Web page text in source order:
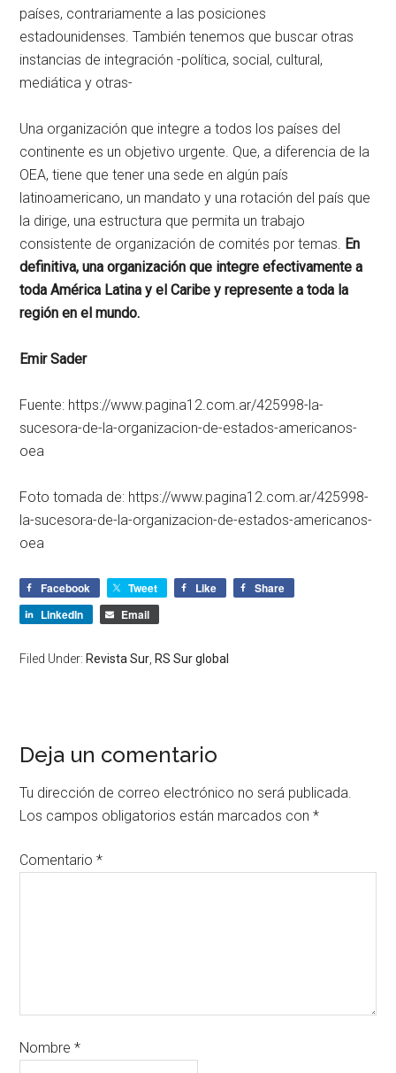
países, contrariamente a las posiciones
estadounidenses. También tenemos que buscar otras
instancias de integración -política, social, cultural,
mediática y otras-
Una organización que integre a todos los países del
continente es un objetivo urgente. Que, a diferencia de la
OEA, tiene que tener una sede en algún país
latinoamericano, un mandato y una rotación del país que
la dirige, una estructura que permita un trabajo
consistente de organización de comités por temas. En
definitiva, una organización que integre efectivamente a
toda América Latina y el Caribe y represente a toda la
región en el mundo.
Emir Sader
Fuente: https://www.pagina12.com.ar/425998-la-
sucesora-de-la-organizacion-de-estados-americanos-
oea
Foto tomada de: https://www.pagina12.com.ar/425998-
la-sucesora-de-la-organizacion-de-estados-americanos-
oea
Facebook Tweet Like
Share
LinkedIn
Email
Filed Under: Revista Sur RS Sur global
Deja un comentario
Tu dirección de correo electrónico no será publicada.
Los campos obligatorios están marcados con*
Comentario*
Nombre*